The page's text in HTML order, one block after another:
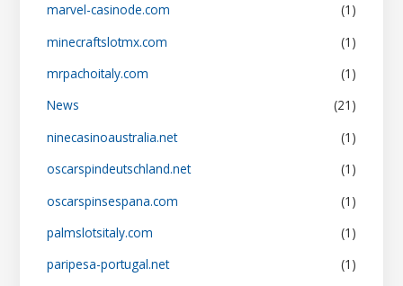
marvel-casinode.com
(1)
minecraftslotmx.com
(1)
mrpachoitaly.com
(1)
News
(21)
ninecasinoaustralia.net
(1)
oscarspindeutschland.net
(1)
oscarspinsespana.com
(1)
palmslotsitaly.com
(1)
paripesa-portugal.net
(1)